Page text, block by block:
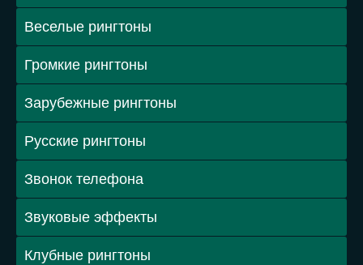
Веселые рингтоны
Громкие рингтоны
Зарубежные рингтоны
Русские рингтоны
Звонок телефона
Звуковые эффекты
Клубные рингтоны